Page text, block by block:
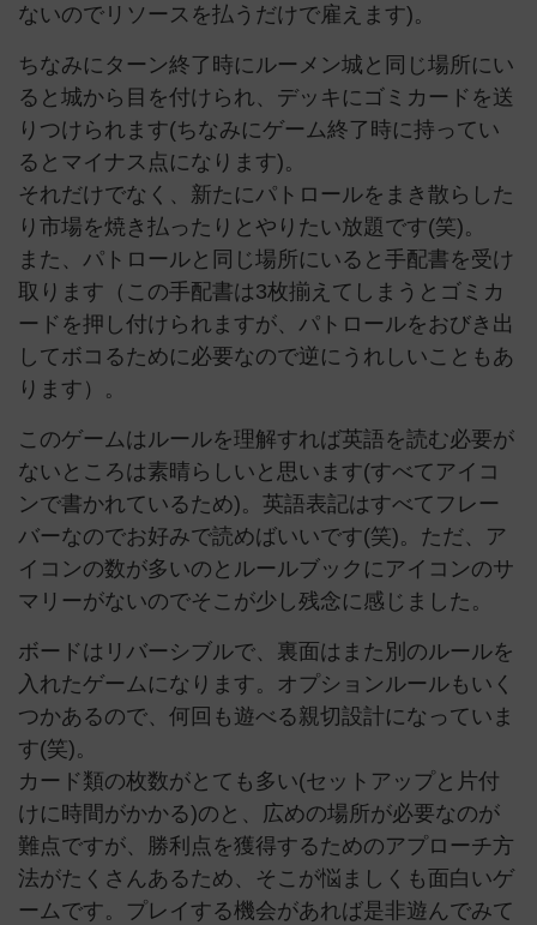
ないのでリソースを払うだけで雇えます)。
ちなみにターン終了時にルーメン城と同じ場所にい
ると城から目を付けられ、デッキにゴミカードを送
りつけられます(ちなみにゲーム終了時に持ってい
るとマイナス点になります)。
それだけでなく、新たにパトロールをまき散らした
り市場を焼き払ったりとやりたい放題です(笑)。
また、パトロールと同じ場所にいると手配書を受け
取ります（この手配書は3枚揃えてしまうとゴミカ
ードを押し付けられますが、パトロールをおびき出
してボコるために必要なので逆にうれしいこともあ
ります）。
このゲームはルールを理解すれば英語を読む必要が
ないところは素晴らしいと思います(すべてアイコ
ンで書かれているため)。英語表記はすべてフレー
バーなのでお好みで読めばいいです(笑)。ただ、ア
イコンの数が多いのとルールブックにアイコンのサ
マリーがないのでそこが少し残念に感じました。
ボードはリバーシブルで、裏面はまた別のルールを
入れたゲームになります。オプションルールもいく
つかあるので、何回も遊べる親切設計になっていま
す(笑)。
カード類の枚数がとても多い(セットアップと片付
けに時間がかかる)のと、広めの場所が必要なのが
難点ですが、勝利点を獲得するためのアプローチ方
法がたくさんあるため、そこが悩ましくも面白いゲ
ームです。プレイする機会があれば是非遊んでみて